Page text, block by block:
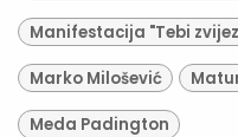
Manifestacija "Tebi
Marko Milošević
Meda Padington